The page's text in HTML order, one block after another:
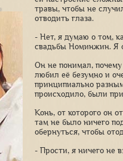
травы, чтобы не
отводить глаза.
- Нет, я думаю о том,
свадьбы Номинжин. Я
Он не понимал,
любил её безумно и
принципиально
происходило, были
Конь, от которого он
там не было ничего
обернуться, чтобы
- Прости, я ничего не